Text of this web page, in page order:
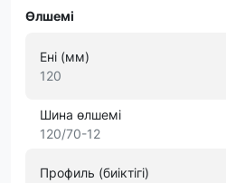
Өлшемі
Ені (мм)
120
Шина өлшемі
120/70-12
Профиль (биіктігі)